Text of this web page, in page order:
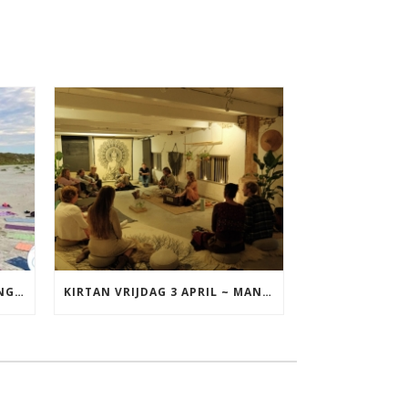
YOGA VAKANTIE TERSCHELLING 17 T/M 19 JULI KIRTAN VRIJDAG 3 APRIL ~ MANTRAZINGEN MET DIEDERICK IN LEEUWARDEN